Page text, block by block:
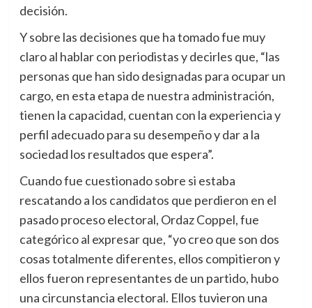
decisión.
Y sobre las decisiones que ha tomado fue muy
claro al hablar con periodistas y decirles que, “las
personas que han sido designadas para ocupar un
cargo, en esta etapa de nuestra administración,
tienen la capacidad, cuentan con la experiencia y
perfil adecuado para su desempeño y dar a la
sociedad los resultados que espera”.
Cuando fue cuestionado sobre si estaba
rescatando a los candidatos que perdieron en el
pasado proceso electoral, Ordaz Coppel, fue
categórico al expresar que, “yo creo que son dos
cosas totalmente diferentes, ellos compitieron y
ellos fueron representantes de un partido, hubo
una circunstancia electoral. Ellos tuvieron una